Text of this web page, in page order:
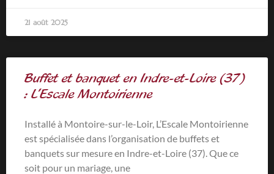
21 août 2025
Buffet et banquet en Indre-et-Loire (37)
: L’Escale Montoirienne
Installé à Montoire-sur-le-Loir, L’Escale Montoirienne
est spécialisée dans l’organisation de buffets et
banquets sur mesure en Indre-et-Loire (37). Que ce
soit pour un mariage, une